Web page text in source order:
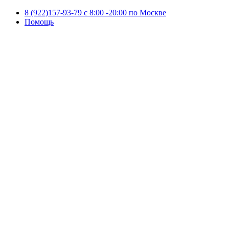
8 (922)157-93-79 c 8:00 -20:00 по Москве
Помощь